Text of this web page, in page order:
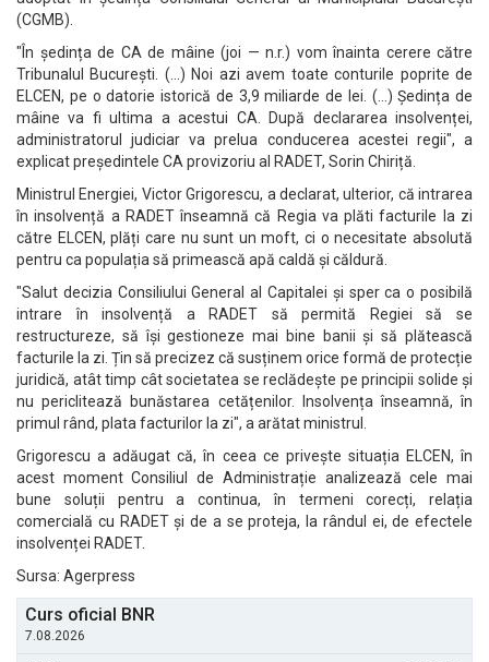
(CGMB).
"În ședința de CA de mâine (joi — n.r.) vom înainta cerere către
Tribunalul București. (...) Noi azi avem toate conturile poprite de
ELCEN, pe o datorie istorică de 3,9 miliarde de lei. (...) Ședința de
mâine va fi ultima a acestui CA. După declararea insolvenței,
administratorul judiciar va prelua conducerea acestei regii", a
explicat președintele CA provizoriu al RADET, Sorin Chiriță.
Ministrul Energiei, Victor Grigorescu, a declarat, ulterior, că intrarea
în insolvență a RADET înseamnă că Regia va plăti facturile la zi
către ELCEN, plăți care nu sunt un moft, ci o necesitate absolută
pentru ca populația să primească apă caldă și căldură.
"Salut decizia Consiliului General al Capitalei și sper ca o posibilă
intrare în insolvență a RADET să permită Regiei să se
restructureze, să își gestioneze mai bine banii și să plătească
facturile la zi. Țin să precizez că susținem orice formă de protecție
juridică, atât timp cât societatea se reclădește pe principii solide și
nu periclitează bunăstarea cetățenilor. Insolvența înseamnă, în
primul rând, plata facturilor la zi", a arătat ministrul.
Grigorescu a adăugat că, în ceea ce privește situația ELCEN, în
acest moment Consiliul de Administrație analizează cele mai
bune soluții pentru a continua, în termeni corecți, relația
comercială cu RADET și de a se proteja, la rândul ei, de efectele
insolvenței RADET.
Sursa: Agerpress
Curs oficial BNR
7.08.2026